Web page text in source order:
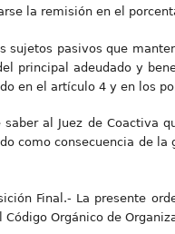
la remisión en el
sujetos pasivos que
principal adeudado y
en el artículo 4 y en los
saber al Juez de Coactiva
como consecuencia de
Final.- La presente
Código Orgánico de